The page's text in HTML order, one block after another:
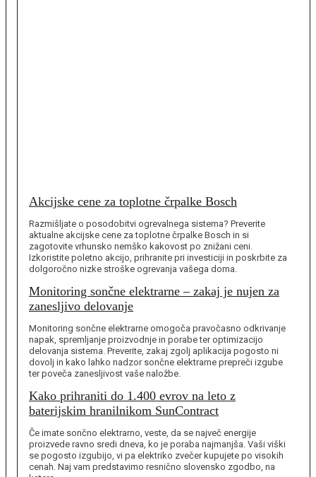
Akcijske cene za toplotne črpalke Bosch
Razmišljate o posodobitvi ogrevalnega sistema? Preverite
aktualne akcijske cene za toplotne črpalke Bosch in si
zagotovite vrhunsko nemško kakovost po znižani ceni.
Izkoristite poletno akcijo, prihranite pri investiciji in poskrbite za
dolgoročno nizke stroške ogrevanja vašega doma.
Monitoring sončne elektrarne – zakaj je nujen za
zanesljivo delovanje
Monitoring sončne elektrarne omogoča pravočasno odkrivanje
napak, spremljanje proizvodnje in porabe ter optimizacijo
delovanja sistema. Preverite, zakaj zgolj aplikacija pogosto ni
dovolj in kako lahko nadzor sončne elektrarne prepreči izgube
ter poveča zanesljivost vaše naložbe.
Kako prihraniti do 1.400 evrov na leto z
baterijskim hranilnikom SunContract
Če imate sončno elektrarno, veste, da se največ energije
proizvede ravno sredi dneva, ko je poraba najmanjša. Vaši viški
se pogosto izgubijo, vi pa elektriko zvečer kupujete po visokih
cenah. Naj vam predstavimo resnično slovensko zgodbo, na